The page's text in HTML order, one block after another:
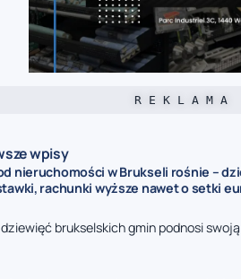
R E K L A M A
wpisy
nieruchomości w Brukseli rośnie –
rachunki wyższe nawet o setki
brukselskich gmin podnosi